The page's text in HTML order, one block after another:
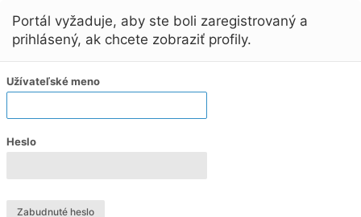
Portál vyžaduje, aby ste boli zaregistrovaný a
prihlásený, ak chcete zobraziť profily.
Užívateľské meno
Heslo
Zabudnuté heslo